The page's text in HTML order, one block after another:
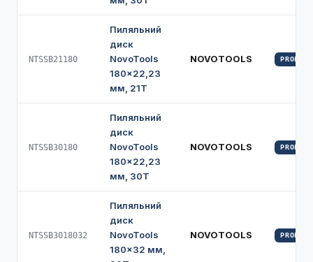
NTSSB21180
Пиляльний
диск
NovoTools
180×22,23
мм, 21T
NOVOTOOLS PROFI
NTSSB30180
Пиляльний
диск
NovoTools
180×22,23
мм, 30Т
NOVOTOOLS PROFI
NTSSB3018032
Пиляльний
диск
NovoTools
180×32 мм,
NOVOTOOLS PROFI